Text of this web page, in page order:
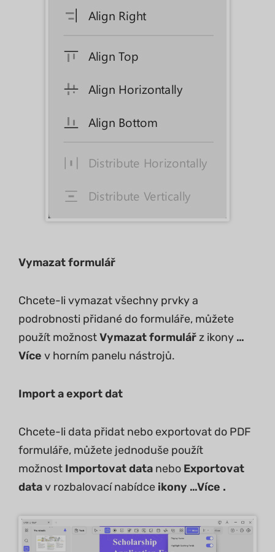
Vymazat formulář
Chcete-li vymazat všechny prvky a
podrobnosti přidané do formuláře, můžete
použít možnostVymazat formulářz ikony …
Více v horním panelu nástrojů.
Import a export dat
Chcete-li data přidat nebo exportovat do PDF
formuláře, můžete jednoduše použít
možnost Importovat data nebo Exportovat
datav rozbalovací nabídce ikony …Více .